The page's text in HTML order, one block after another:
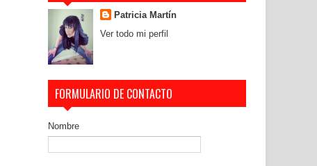
Patricia Martín
Ver todo mi perfil
FORMULARIO DE CONTACTO
Nombre